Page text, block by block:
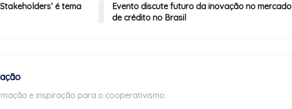
é tema
Evento discute futuro da inovação no mercado
de crédito no Brasil
e inspiração para o cooperativismo.